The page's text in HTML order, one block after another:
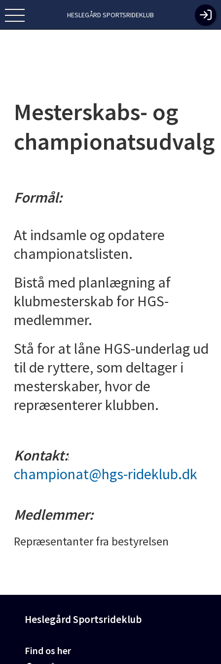
HESLEGÅRD SPORTSRIDEKLUB
Mesterskabs- og
championatsudvalg
Formål:
At indsamle og opdatere
championatslisten.
Bistå med planlægning af
klubmesterskab for HGS-
medlemmer.
Stå for at låne HGS-underlag ud
til de ryttere, som deltager i
mesterskaber, hvor de
repræsenterer klubben.
Kontakt::
championat@hgs-rideklub.dk
Medlemmer:
Repræsentanter fra bestyrelsen
Heslegård Sportsrideklub
Find os her